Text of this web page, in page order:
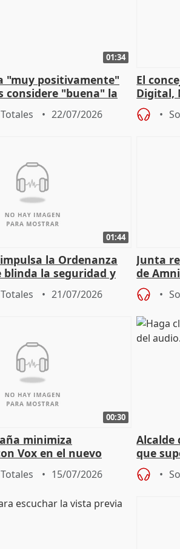
01:34
"muy positivamente"
considere "buena" la
22/07/2026
El
Digital,
sobre
01:44
la Ordenanza
blinda la seguridad y
al control"
21/07/2026
Junta
de
00:30
minimiza
Vox en el nuevo
importante es que sea
15/07/2026
Alcalde
que
la Verja